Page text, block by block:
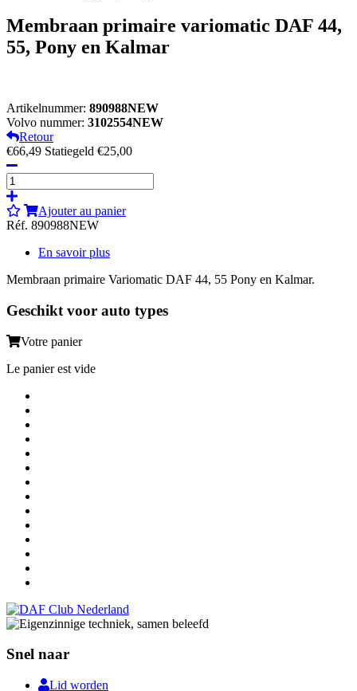
Membraan primaire variomatic DAF 44,
55, Pony en Kalmar
Artikelnummer: 890988NEW
Volvo nummer: 3102554NEW
Retour
€66,49 Statiegeld €25,00
Ajouter au panier
Réf. 890988NEW
En savoir plus
Membraan primaire Variomatic DAF 44, 55 Pony en Kalmar.
Geschikt voor auto types
Votre panier
Le panier est vide
Snel naar
Lid worden